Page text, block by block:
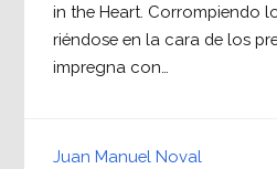
in the Heart. Corrompiendo
riéndose en la cara de los
impregna con…
Juan Manuel Noval